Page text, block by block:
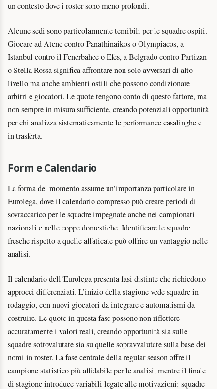
un contesto dove i roster sono meno profondi.
Alcune sedi sono particolarmente temibili per le squadre ospiti.
Giocare ad Atene contro Panathinaikos o Olympiacos, a
Istanbul contro il Fenerbahce o Efes, a Belgrado contro Partizan
o Stella Rossa significa affrontare non solo avversari di alto
livello ma anche ambienti ostili che possono condizionare
arbitri e giocatori. Le quote tengono conto di questo fattore, ma
non sempre in misura sufficiente, creando potenziali opportunità
per chi analizza sistematicamente le performance casalinghe e
in trasferta.
Form e Calendario
La forma del momento assume un’importanza particolare in
Eurolega, dove il calendario compresso può creare periodi di
sovraccarico per le squadre impegnate anche nei campionati
nazionali e nelle coppe domestiche. Identificare le squadre
fresche rispetto a quelle affaticate può offrire un vantaggio nelle
analisi.
Il calendario dell’Eurolega presenta fasi distinte che richiedono
approcci differenziati. L’inizio della stagione vede squadre in
rodaggio, con nuovi giocatori da integrare e automatismi da
costruire. Le quote in questa fase possono non riflettere
accuratamente i valori reali, creando opportunità sia sulle
squadre sottovalutate sia su quelle sopravvalutate sulla base dei
nomi in roster. La fase centrale della regular season offre il
campione statistico più affidabile per le analisi, mentre il finale
di stagione introduce variabili legate alle motivazioni: squadre